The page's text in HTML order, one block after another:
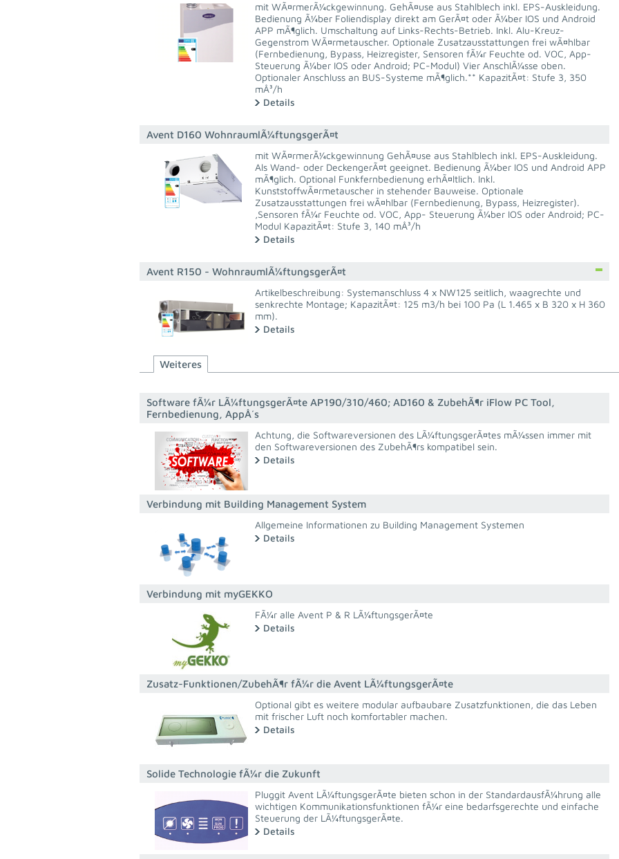
mit WÃ¤rmerÃ¼ckgewinnung. GehÃ¤use aus Stahlblech inkl. EPS-Auskleidung.
Bedienung Ã¼ber Foliendisplay direkt am GerÃ¤t oder Ã¼ber IOS und Android
APP mÃ¶glich. Umschaltung auf Links-Rechts-Betrieb. Inkl. Alu-Kreuz-
Gegenstrom WÃ¤rmetauscher. Optionale Zusatzausstattungen frei wÃ¤hlbar
(Fernbedienung, Bypass, Heizregister, Sensoren fÃ¼r Feuchte od. VOC, App-
Steuerung Ã¼ber IOS oder Android; PC-Modul) Vier AnschlÃ¼sse oben.
Optionaler Anschluss an BUS-Systeme mÃ¶glich.** KapazitÃ¤t: Stufe 3, 350
mÂ³/h
Details
Avent D160 WohnraumlÃ¼ftungsgerÃ¤t
mit WÃ¤rmerÃ¼ckgewinnung GehÃ¤use aus Stahlblech inkl. EPS-Auskleidung.
Als Wand- oder DeckengerÃ¤t geeignet. Bedienung Ã¼ber IOS und Android APP
mÃ¶glich. Optional Funkfernbedienung erhÃ¤ltlich. Inkl.
KunststoffwÃ¤rmetauscher in stehender Bauweise. Optionale
Zusatzausstattungen frei wÃ¤hlbar (Fernbedienung, Bypass, Heizregister).
,Sensoren fÃ¼r Feuchte od. VOC, App- Steuerung Ã¼ber IOS oder Android; PC-
Modul KapazitÃ¤t: Stufe 3, 140 mÂ³/h
Details
Avent R150 - WohnraumlÃ¼ftungsgerÃ¤t
Artikelbeschreibung: Systemanschluss 4 x NW125 seitlich, waagrechte und
senkrechte Montage; KapazitÃ¤t: 125 m3/h bei 100 Pa (L 1.465 x B 320 x H 360
mm).
Details
Weiteres
Software fÃ¼r LÃ¼ftungsgerÃ¤te AP190/310/460; AD160 & ZubehÃ¶r iFlow PC Tool,
Fernbedienung, AppÂ´s
Achtung, die Softwareversionen des LÃ¼ftungsgerÃ¤tes mÃ¼ssen immer mit
den Softwareversionen des ZubehÃ¶rs kompatibel sein.
Details
Verbindung mit Building Management System
Allgemeine Informationen zu Building Management Systemen
Details
Verbindung mit myGEKKO
FÃ¼r alle Avent P & R LÃ¼ftungsgerÃ¤te
Details
Zusatz-Funktionen/ZubehÃ¶r fÃ¼r die Avent LÃ¼ftungsgerÃ¤te
Optional gibt es weitere modular aufbaubare Zusatzfunktionen, die das Leben
mit frischer Luft noch komfortabler machen.
Details
Solide Technologie fÃ¼r die Zukunft
Pluggit Avent LÃ¼ftungsgerÃ¤te bieten schon in der StandardausfÃ¼hrung alle
wichtigen Kommunikationsfunktionen fÃ¼r eine bedarfsgerechte und einfache
Steuerung der LÃ¼ftungsgerÃ¤te.
Details